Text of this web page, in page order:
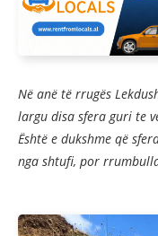
Në anë të rrugës
largu disa sfera guri te
Është e dukshme që
nga shtufi, por